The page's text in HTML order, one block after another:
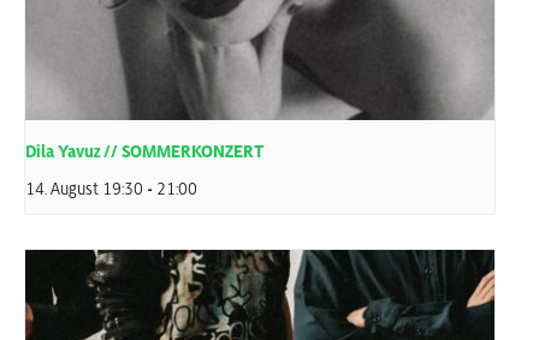
Dila Yavuz // SOMMERKONZERT
14. August 19:30 - 21:00